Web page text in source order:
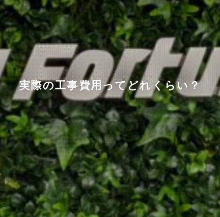
実際の工事費用ってどれくらい？